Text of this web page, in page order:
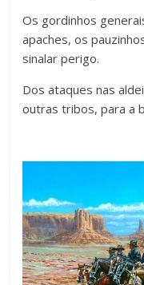
Os gordinhos
apaches, os
sinalar perigo.
Dos ataques nas
outras tribos, para a